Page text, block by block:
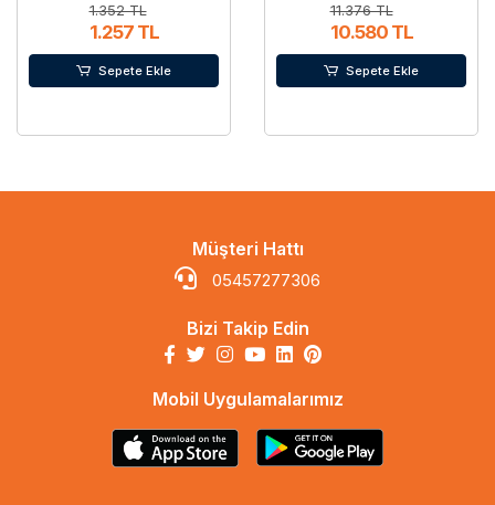
1.352 TL
1.257 TL
Sepete Ekle
11.376 TL
10.580 TL
Sepete Ekle
Müşteri Hattı
05457277306
Bizi Takip Edin
Mobil Uygulamalarımız